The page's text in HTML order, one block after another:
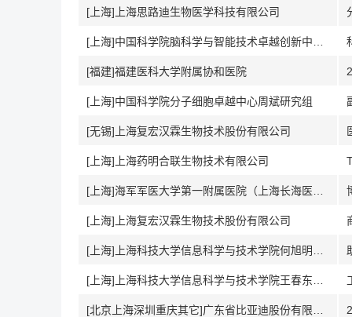
[上海]上海思路迪生物医学科技有限公司
[福建]福建医科大学附属协和医院
[上海]中国科学院分子细胞卓越中心周斌研究组
[无锡]上海复宏汉霖生物技术股份有限公司
[上海]上海药明合联生物技术有限公司
[上海]上海复宏汉霖生物技术股份有限公司